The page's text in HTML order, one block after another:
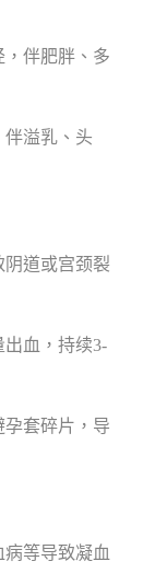
伴肥胖、多
溢乳、头
道或宫颈裂
血，持续3-
套碎片，导
等导致凝血